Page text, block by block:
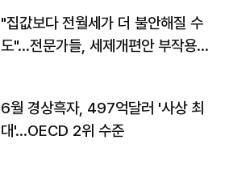
"집값보다 전월세가 더 불안해질 수
도"…전문가들, 세제개편안 부작용
6월 경상흑자, 497억달러 '사상 최
대'…OECD 2위 수준